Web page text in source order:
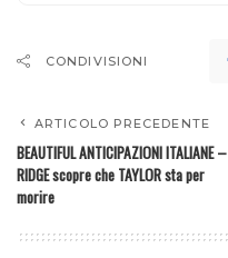
CONDIVISIONI
ARTICOLO PRECEDENTE
BEAUTIFUL ANTICIPAZIONI ITALIANE –
RIDGE scopre che TAYLOR sta per
morire